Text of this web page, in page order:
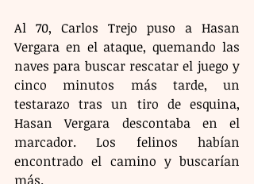
Al 70, Carlos Trejo puso a Hasan
Vergara en el ataque, quemando las
naves para buscar rescatar el juego y
cinco minutos más tarde, un
testarazo tras un tiro de esquina,
Hasan Vergara descontaba en el
marcador. Los felinos habían
encontrado el camino y buscarían
más.